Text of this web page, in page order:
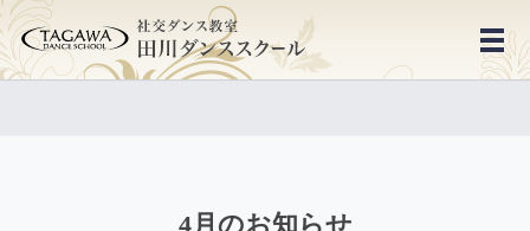
メ
4月のお知らせ